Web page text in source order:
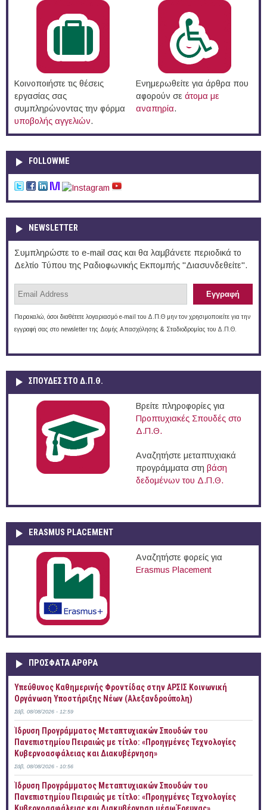
Κοινοποιήστε τις θέσεις
εργασίας σας
συμπληρώνοντας την φόρμα
υποβολής αγγελιών.
Ενημερωθείτε για άρθρα που
αφορούν σε άτομα με
αναπηρία.
FOLLOWME
NEWSLETTER
Συμπληρώστε το e-mail σας και θα λαμβάνετε περιοδικά το
Δελτίο Τύπου της Ραδιοφωνικής Εκπομπής "Διασυνδεθείτε".
Παρακαλώ, όσοι διαθέτετε λογαριασμό e-mail του Δ.Π.Θ μην τον χρησιμοποιείτε για την
εγγραφή σας στο newsletter της Δομής Απασχόλησης & Σταδιοδρομίας του Δ.Π.Θ.
ΣΠΟΥΔΈΣ ΣΤΟ Δ.Π.Θ.
Βρείτε πληροφορίες για
Προπτυχιακές Σπουδές στο
Δ.Π.Θ.
Αναζητήστε μεταπτυχιακά
προγράμματα στη βάση
δεδομένων του Δ.Π.Θ.
ERASMUS PLACEMENT
Αναζητήστε φορείς για
Erasmus Placement
ΠΡOΣΦΑΤΑ AΡΘΡΑ
Yπεύθυνος Καθημερινής Φροντίδας στην ΑΡΣΙΣ Κοινωνική
Οργάνωση Υποστήριξης Νέων (Αλεξανδρούπολη)
Σάβ, 08/08/2026 - 12:59
Ίδρυση Προγράμματος Μεταπτυχιακών Σπουδών του
Πανεπιστημίου Πειραιώς με τίτλο: «Προηγμένες Τεχνολογίες
Κυβερνοασφάλειας και Διακυβέρνηση»
Σάβ, 08/08/2026 - 10:56
Ίδρυση Προγράμματος Μεταπτυχιακών Σπουδών του
Πανεπιστημίου Πειραιώς με τίτλο: «Προηγμένες Τεχνολογίες